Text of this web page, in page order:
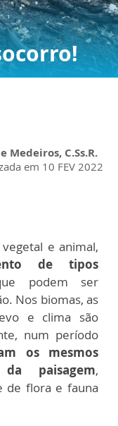
Medeiros, C.Ss.R.
em 10 FEV 2022
e animal,
de tipos
podem ser
Nos biomas, as
e clima são
num período
os mesmos
paisagem,
de flora e fauna